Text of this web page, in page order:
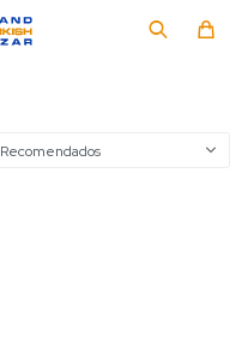
Recomendados